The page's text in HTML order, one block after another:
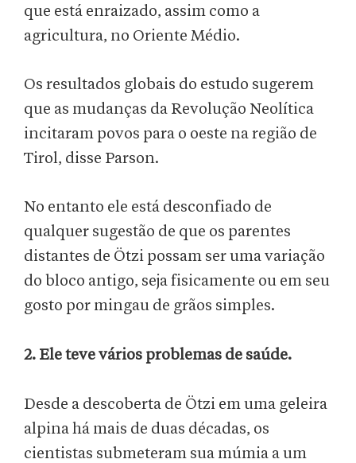
que está enraizado, assim como a
agricultura, no Oriente Médio.
Os resultados globais do estudo sugerem
que as mudanças da Revolução Neolítica
incitaram povos para o oeste na região de
Tirol, disse Parson.
No entanto ele está desconfiado de
qualquer sugestão de que os parentes
distantes de Ötzi possam ser uma variação
do bloco antigo, seja fisicamente ou em seu
gosto por mingau de grãos simples.
2. Ele teve vários problemas de saúde.
Desde a descoberta de Ötzi em uma geleira
alpina há mais de duas décadas, os
cientistas submeteram sua múmia a um